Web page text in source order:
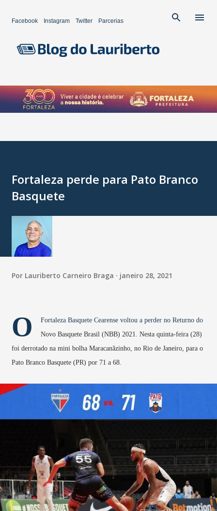
Facebook Instagram Twitter Parcerias
Fortaleza perde para Pato Branco
Basquete
Por Lauriberto Carneiro Braga janeiro 28, 2021
O
Fortaleza Basquete Cearense voltou a perder no Returno do
Novo Basquete Brasil (NBB) 2021. Nesta quinta-feira (28)
foi derrotado na mini bolha Maracanãzinho, no Rio de Janeiro, para o
Pato Branco Basquete (PR) por 71 a 68.